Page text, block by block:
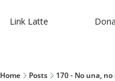
Link Latte
Home Posts 170 - No una,